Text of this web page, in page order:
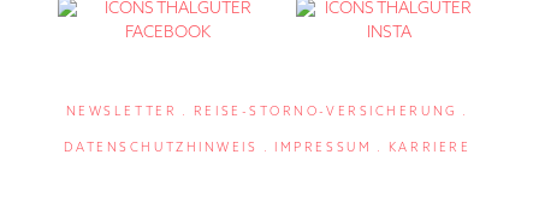
NEWSLETTER REISE-STORNO-VERSICHERUNG
DATENSCHUTZHINWEIS IMPRESSUM KARRIERE